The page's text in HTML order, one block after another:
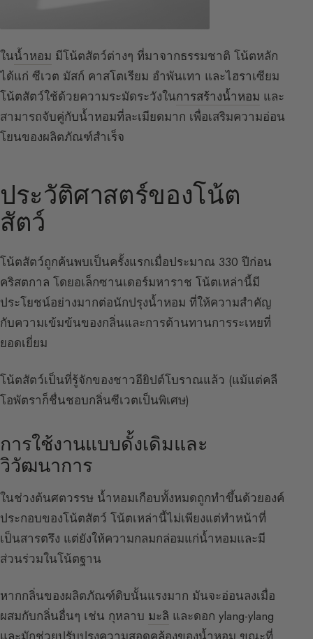
ในน้ำหอม มีโน้ตสัตว์ต่างๆ ที่มาจากธรรมชาติ โน้ตหลัก
ได้แก่ ซีเวต มัสก์ คาสโตเรียม อำพันเทา และไฮราเซียม
โน้ตสัตว์ใช้ด้วยความระมัดระวังในการสร้างน้ำหอม และ
สามารถจับคู่กับน้ำหอมที่ละเมียดมาก เพื่อเสริมความอ่อน
โยนของผลิตภัณฑ์สำเร็จ
ประวัติศาสตร์ของโน้ต
สัตว์
โน้ตสัตว์ถูกค้นพบเป็นครั้งแรกเมื่อประมาณ 330 ปีก่อน
คริสตกาล โดยอเล็กซานเดอร์มหาราช โน้ตเหล่านี้มี
ประโยชน์อย่างมากต่อนักปรุงน้ำหอม ที่ให้ความสำคัญ
กับความเข้มข้นของกลิ่นและการต้านทานการระเหยที่
ยอดเยี่ยม
โน้ตสัตว์เป็นที่รู้จักของชาวอียิปต์โบราณแล้ว (แม้แต่คลี
โอพัตราก็ชื่นชอบกลิ่นซีเวตเป็นพิเศษ)
การใช้งานแบบดั้งเดิมและ
วิวัฒนาการ
ในช่วงต้นศตวรรษ น้ำหอมเกือบทั้งหมดถูกทำขึ้นด้วยองค์
ประกอบของโน้ตสัตว์ โน้ตเหล่านี้ไม่เพียงแต่ทำหน้าที่
เป็นสารตรึง แต่ยังให้ความกลมกล่อมแก่น้ำหอมและมี
ส่วนร่วมในโน้ตฐาน
หากกลิ่นของผลิตภัณฑ์ดิบนั้นแรงมาก มันจะอ่อนลงเมื่อ
ผสมกับกลิ่นอื่นๆ เช่น กุหลาบ มะลิ และดอก ylang-ylang